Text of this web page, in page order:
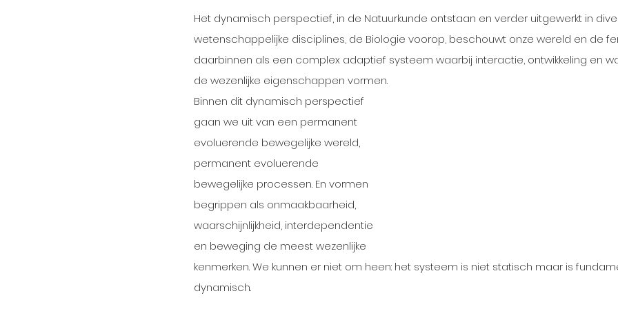
Het dynamisch perspectief, in de Natuurkunde ontstaan en verder uitgewerkt in
wetenschappelijke disciplines, de Biologie voorop, beschouwt onze wereld en de
daarbinnen als een complex adaptief systeem waarbij interactie, ontwikkeling en
de wezenlijke eigenschappen vormen.
Binnen dit dynamisch perspectief
gaan we uit van een permanent
evoluerende bewegelijke wereld,
permanent evoluerende
bewegelijke processen. En vormen
begrippen als onmaakbaarheid,
waarschijnlijkheid, interdependentie
en beweging de meest wezenlijke
kenmerken. We kunnen er niet om heen: het systeem is niet statisch maar is
dynamisch.